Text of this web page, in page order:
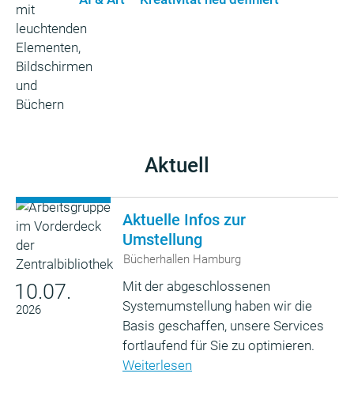
Aktuell
10.07.
2026
Aktuelle Infos zur
Umstellung
Bücherhallen Hamburg
Mit der abgeschlossenen
Systemumstellung haben wir die
Basis geschaffen, unsere Services
fortlaufend für Sie zu optimieren.
Weiterlesen